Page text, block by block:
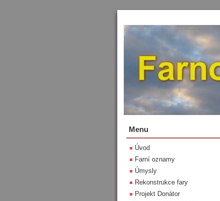
Menu
Úvod
Farní oznamy
Úmysly
Rekonstrukce fary
Projekt Donátor